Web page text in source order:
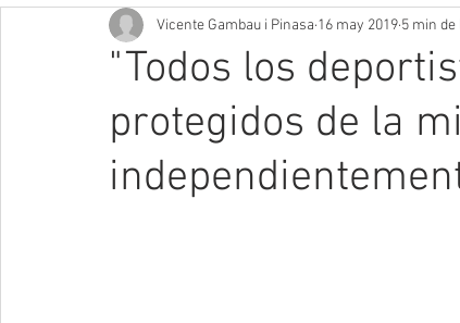
"Todos los
protegidos de la
Vicente Gambau i Pinasa 16 may 2019 5 min